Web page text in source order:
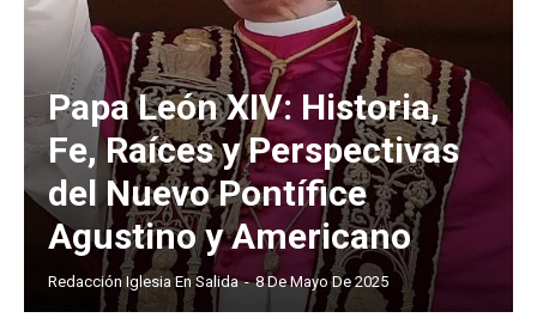
Papa León XIV: Historia,
Fe, Raíces y Perspectivas
del Nuevo Pontífice
Agustino y Americano
Redacción Iglesia En Salida - 8 De Mayo De 2025